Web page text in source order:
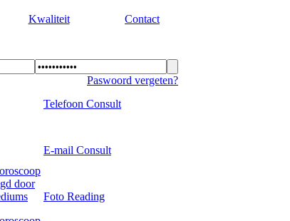
Kwaliteit Contact
Paswoord vergeten?
Telefoon Consult
E-mail Consult
Foto Reading